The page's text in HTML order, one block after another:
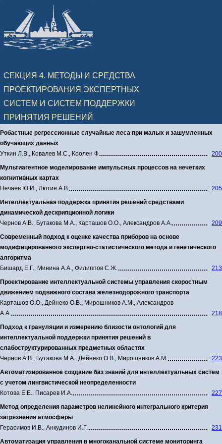
СЕКЦИЯ 4. МЕТОДЫ И СРЕДСТВА
ПРОЕКТИРОВАНИЯ ЭКСПЕРТНЫХ
СИСТЕМ И СИСТЕМ ПОДДЕРЖКИ
ПРИНЯТИЯ РЕШЕНИЙ
Робастные регрессионные случайные леса при малых и зашумленных
обучающих данных
Уткин Л.В., Ковалев М.С., Коолен Ф.
200
Мультиагентное моделирование импульсных процессов на нечетких
когнитивных картах
Нечаев Ю.И., Лютин А.В.
205
Интеллектуальная поддержка принятия решений средствами
динамической дескрипционной логики
Чернов А.В., Бутакова М.А., Карташов О.О., Александров А.А.
209
Современный подход к оценке качества приборов на основе
модифицированного экспертно-статистического метода и генетического
алгоритма
Бишард Е.Г., Минина А.А., Филиппов С.Ж.
213
Проектирование интеллектуальной системы управления скоростным
движением подвижного состава железнодорожного транспорта
Карташов О.О., Дейнеко О.В., Мирошников А.М., Александров
А.А.
218
Подход к грануляции и измерению близости онтологий для
интеллектуальной поддержки принятия решений в
слабоструктурированных предметных областях
Чернов А.В., Бутакова М.А., Дейнеко О.В., Мирошников А.М.
223
Автоматизированное создание баз знаний для интеллектуальных систем
с учетом лингвистической неопределенности
Котова Е.Е., Писарев И.А.
227
Метод определения параметров нелинейного интегрального критерия
загрязнения атмосферы
Герасимов И.В., Анкудинов И.Г.
231
Автоматизация управления в многоканальной системе мониторинга